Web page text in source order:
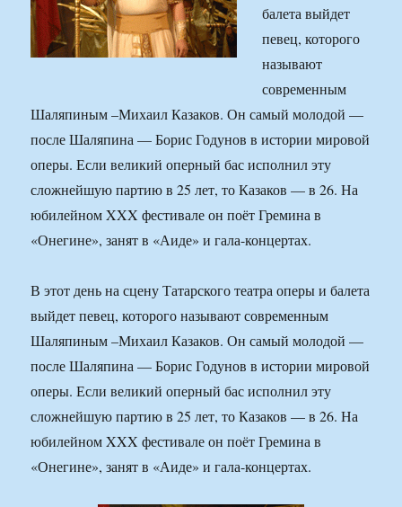
балета выйдет
певец, которого
называют
современным
Шаляпиным –Михаил Казаков. Он самый молодой —
после Шаляпина — Борис Годунов в истории мировой
оперы. Если великий оперный бас исполнил эту
сложнейшую партию в 25 лет, то Казаков — в 26. На
юбилейном XXX фестивале он поёт Гремина в
«Онегине», занят в «Аиде» и гала-концертах.
В этот день на сцену Татарского театра оперы и балета
выйдет певец, которого называют современным
Шаляпиным –Михаил Казаков. Он самый молодой —
после Шаляпина — Борис Годунов в истории мировой
оперы. Если великий оперный бас исполнил эту
сложнейшую партию в 25 лет, то Казаков — в 26. На
юбилейном XXX фестивале он поёт Гремина в
«Онегине», занят в «Аиде» и гала-концертах.